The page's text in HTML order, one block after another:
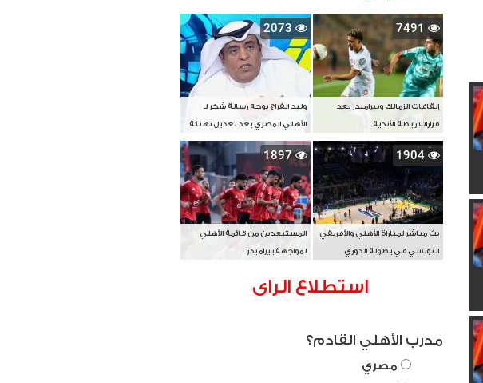
7491
إيقافات الزمالك وبيراميدز بعد
قرارات رابطة الأندية
2073
وليد الفراج يوجه رسالة شكر لـ
الأهلي المصري بعد تعديل تهنئة
بطل آسيا
1904
بث مباشر لمباراة الأهلي والأفريقي
التونسي في بطولة الدوري
1897
المستبعدين من قائمة الأهلي
لمواجهة بيراميدز
استطلاع الراى
مدرب الأهلي القادم؟
مصري